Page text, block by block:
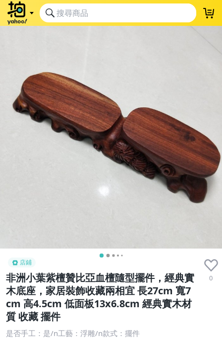
店鋪
非洲小葉紫檀贊比亞血檀隨型擺件，經典實
木底座，家居裝飾收藏兩相宜 長27cm 寬7
cm 高4.5cm 低面板13x6.8cm 經典實木材
質 收藏 擺件
0
是否手工：是/n工藝：浮雕/n款式：擺件